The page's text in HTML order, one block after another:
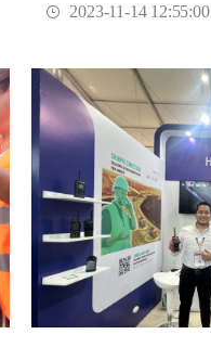
2023-11-14 12:55:00